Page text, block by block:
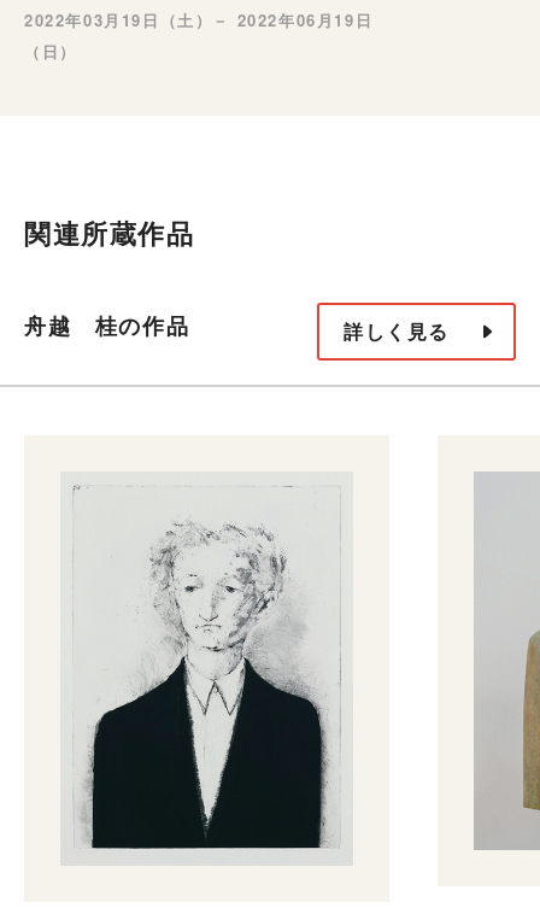
2022年03月19日（土）－ 2022年06月19日
（日）
関連所蔵作品
舟越 桂の作品 詳しく見る